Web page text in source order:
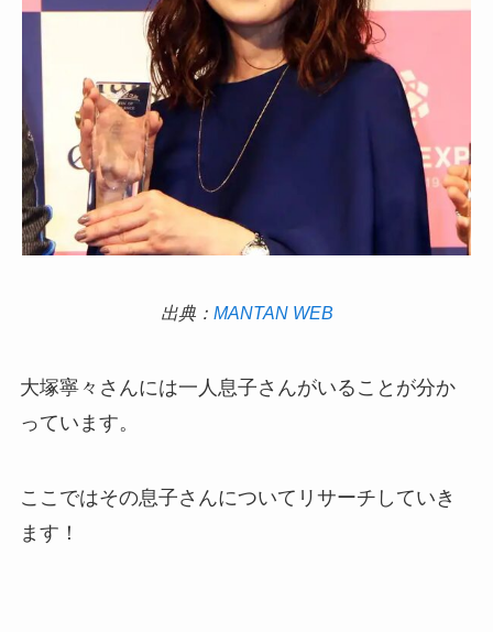
出典： MANTAN WEB
大塚寧々さんには一人息子さんがいることが分か
っています。
ここではその息子さんについてリサーチしていき
ます！